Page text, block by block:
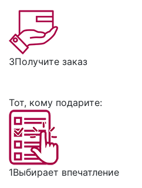
3Получите заказ
Тот, кому подарите:
1Выбирает впечатление